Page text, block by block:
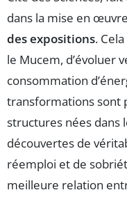
dans la mise en œuvre
des expositions.
le Mucem, d’évoluer
consommation
transformations sont
structures nées dans
découvertes de
réemploi et de
meilleure relation